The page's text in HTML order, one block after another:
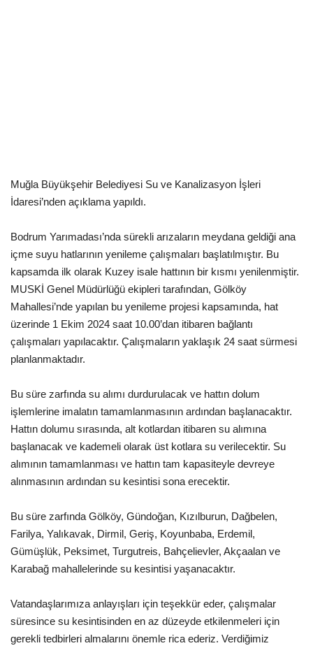
Muğla Büyükşehir Belediyesi Su ve Kanalizasyon İşleri
İdaresi’nden açıklama yapıldı.
Bodrum Yarımadası’nda sürekli arızaların meydana geldiği ana
içme suyu hatlarının yenileme çalışmaları başlatılmıştır. Bu
kapsamda ilk olarak Kuzey isale hattının bir kısmı yenilenmiştir.
MUSKİ Genel Müdürlüğü ekipleri tarafından, Gölköy
Mahallesi’nde yapılan bu yenileme projesi kapsamında, hat
üzerinde 1 Ekim 2024 saat 10.00’dan itibaren bağlantı
çalışmaları yapılacaktır. Çalışmaların yaklaşık 24 saat sürmesi
planlanmaktadır.
Bu süre zarfında su alımı durdurulacak ve hattın dolum
işlemlerine imalatın tamamlanmasının ardından başlanacaktır.
Hattın dolumu sırasında, alt kotlardan itibaren su alımına
başlanacak ve kademeli olarak üst kotlara su verilecektir. Su
alımının tamamlanması ve hattın tam kapasiteyle devreye
alınmasının ardından su kesintisi sona erecektir.
Bu süre zarfında Gölköy, Gündoğan, Kızılburun, Dağbelen,
Farilya, Yalıkavak, Dirmil, Geriş, Koyunbaba, Erdemil,
Gümüşlük, Peksimet, Turgutreis, Bahçelievler, Akçaalan ve
Karabağ mahallelerinde su kesintisi yaşanacaktır.
Vatandaşlarımıza anlayışları için teşekkür eder, çalışmalar
süresince su kesintisinden en az düzeyde etkilenmeleri için
gerekli tedbirleri almalarını önemle rica ederiz. Verdiğimiz